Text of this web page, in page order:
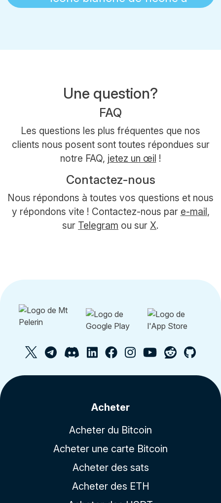
Une question?
FAQ
Les questions les plus fréquentes que nos
clients nous posent sont toutes répondues sur
notre FAQ, jetez un œil !
Contactez-nous
Nous répondons à toutes vos questions et nous
y répondons vite ! Contactez-nous par e-mail,
sur Telegram ou sur X.
Acheter
Acheter du Bitcoin
Acheter une carte Bitcoin
Acheter des sats
Acheter des ETH